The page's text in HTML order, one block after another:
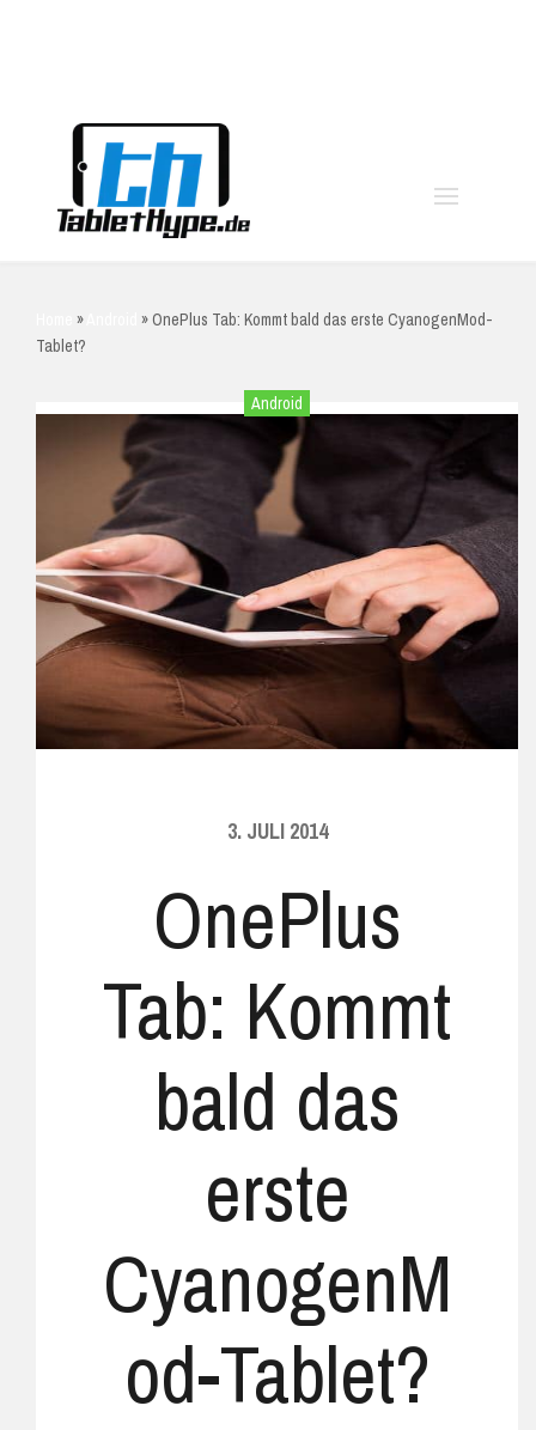
» »OnePlus Tab: Kommt bald das erste CyanogenMod-
Tablet?
Android
3. JULI 2014
OnePlus
Tab: Kommt
bald das
erste
CyanogenM
od-Tablet?